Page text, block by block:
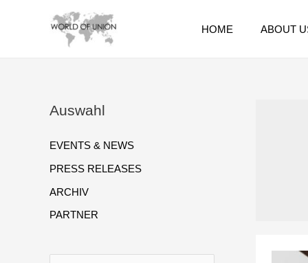
HOME ABOUT
Auswahl
EVENTS & NEWS
PRESS RELEASES
ARCHIV
PARTNER